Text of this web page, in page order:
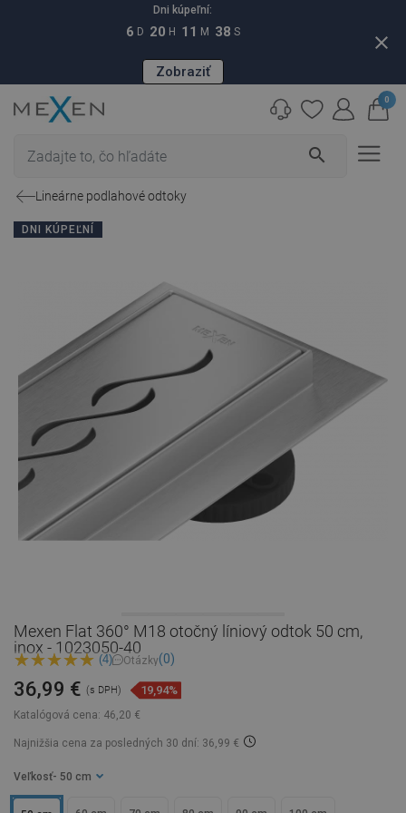
Dni kúpeľní:
6 D 20 H 11 M 36 S
Zobraziť
close
search
0
Lineárne podlahové odtoky
DNI KÚPEĽNÍ
Mexen Flat 360° M18 otočný líniový odtok 50 cm,
inox - 1023050-40
(4) Otázky(0)
Katalógová cena: 46,20 €
36,99 € (s DPH) 19,94%
Najnižšia cena za posledných 30 dní: 36,99 €
Veľkosť - 50 cm